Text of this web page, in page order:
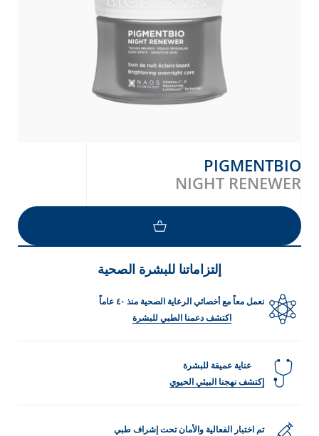
PIGMENTBIO
NIGHT RENEWER
إلتزاماتنا للبشرة الصحية
نعمل معاً مع أخصائي الرعاية الصحية منذ ٤٠ عاماً
اكتشف دعمنا الطبي للبشرة
عناية عميقة للبشرة
إكتشف نهجنا البيئي الحيوي
تم اختبار الفعالية والأمان تحت إشراف طبي